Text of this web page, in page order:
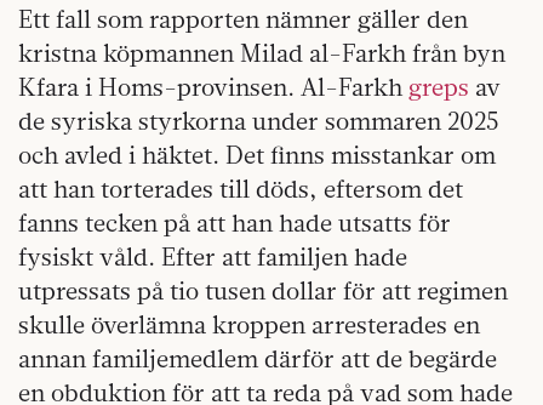
Ett fall som rapporten nämner gäller den
kristna köpmannen Milad al-Farkh från byn
Kfara i Homs-provinsen. Al-Farkh greps av
de syriska styrkorna under sommaren 2025
och avled i häktet. Det finns misstankar om
att han torterades till döds, eftersom det
fanns tecken på att han hade utsatts för
fysiskt våld. Efter att familjen hade
utpressats på tio tusen dollar för att regimen
skulle överlämna kroppen arresterades en
annan familjemedlem därför att de begärde
en obduktion för att ta reda på vad som hade